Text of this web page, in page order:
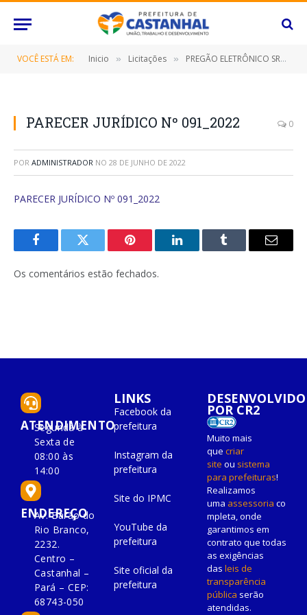
VOCÊ ESTÁ EM: Inicio » Licitações » PREGÃO ELETRÔNICO SRP Nº 022/2022 (CONTRATAÇÃO DE EMPRESA ESPECIALIZADA PARA FORNECIMENTO DE EMULSÃO ASFÁLTICA, DESTINADO NA FABRICAÇÃO DE CONCRETO BETUMINOSO USINADO À FRIO (CBUF) UTILIZADOS NOS SERVIÇOS DE PAVIMENTAÇÃO ASFÁLTICA E MANUTENÇÃO DE VIAS (TAPA BURACOS))
PARECER JURÍDICO Nº 091_2022 0
POR ADMINISTRADOR NO 28 DE JUNHO DE 2022
PARECER JURÍDICO Nº 091_2022
FacebookTwitter Pinterest O
Tumblr
E-
Os comentários estão fechados.
ATENDIMENTO
Segunda à
Sexta de
08:00 às
14:00
ENDEREÇO
Av. Barão do
Rio Branco,
2232.
Centro –
Castanhal –
Pará – CEP:
68743-050
LINKS
Facebook da
prefeitura
Instagram da
prefeitura
Site do IPMC
YouTube da
prefeitura
Site oficial da
prefeitura
DESENVOLVIDO
POR CR2
Muito mais
que criar
site ou sistema
para prefeituras!
Realizamos
uma assessoria co
mpleta, onde
garantimos em
contrato que todas
as exigências
das leis de
transparência
pública serão
atendidas.